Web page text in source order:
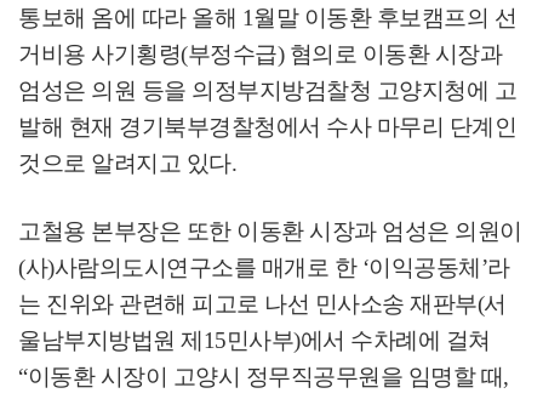
통보해 옴에 따라 올해 1월말 이동환 후보캠프의 선
거비용 사기횡령(부정수급) 혐의로 이동환 시장과
엄성은 의원 등을 의정부지방검찰청 고양지청에 고
발해 현재 경기북부경찰청에서 수사 마무리 단계인
것으로 알려지고 있다.
고철용 본부장은 또한 이동환 시장과 엄성은 의원이
(사)사람의도시연구소를 매개로 한 ‘이익공동체 ’라
는 진위와 관련해 피고로 나선 민사소송 재판부(서
울남부지방법원 제 15민사부)에서 수차례에 걸쳐
“이동환 시장이 고양시 정무직공무원을 임명할 때,